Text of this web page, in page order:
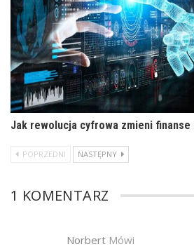
Jak rewolucja cyfrowa zmieni finanse
POPRZEDNI NASTĘPNY
1 KOMENTARZ
Norbert Mówi